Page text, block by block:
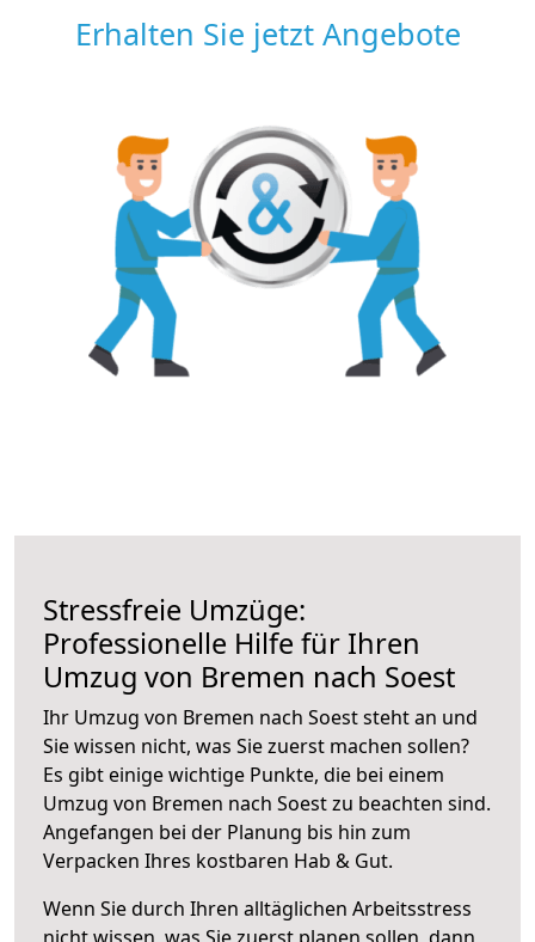
Erhalten Sie jetzt Angebote
Stressfreie Umzüge:
Professionelle Hilfe für Ihren
Umzug von Bremen nach Soest
Ihr Umzug von Bremen nach Soest steht an und
Sie wissen nicht, was Sie zuerst machen sollen?
Es gibt einige wichtige Punkte, die bei einem
Umzug von Bremen nach Soest zu beachten sind.
Angefangen bei der Planung bis hin zum
Verpacken Ihres kostbaren Hab & Gut.
Wenn Sie durch Ihren alltäglichen Arbeitsstress